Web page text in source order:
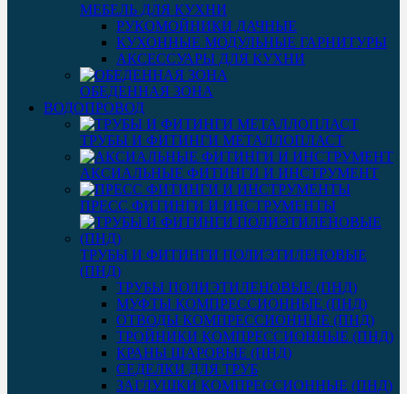
МЕБЕЛЬ ДЛЯ КУХНИ
РУКОМОЙНИКИ ДАЧНЫЕ
КУХОННЫЕ МОДУЛЬНЫЕ ГАРНИТУРЫ
АКСЕССУАРЫ ДЛЯ КУХНИ
ОБЕДЕННАЯ ЗОНА
ВОДОПРОВОД
ТРУБЫ И ФИТИНГИ МЕТАЛЛОПЛАСТ
АКСИАЛЬНЫЕ ФИТИНГИ И ИНСТРУМЕНТ
ПРЕСС ФИТИНГИ И ИНСТРУМЕНТЫ
ТРУБЫ И ФИТИНГИ ПОЛИЭТИЛЕНОВЫЕ
(ПНД)
ТРУБЫ ПОЛИЭТИЛЕНОВЫЕ (ПНД)
МУФТЫ КОМПРЕССИОННЫЕ (ПНД)
ОТВОДЫ КОМПРЕССИОННЫЕ (ПНД)
ТРОЙНИКИ КОМПРЕССИОННЫЕ (ПНД)
КРАНЫ ШАРОВЫЕ (ПНД)
СЕДЕЛКИ ДЛЯ ТРУБ
ЗАГЛУШКИ КОМПРЕССИОННЫЕ (ПНД)